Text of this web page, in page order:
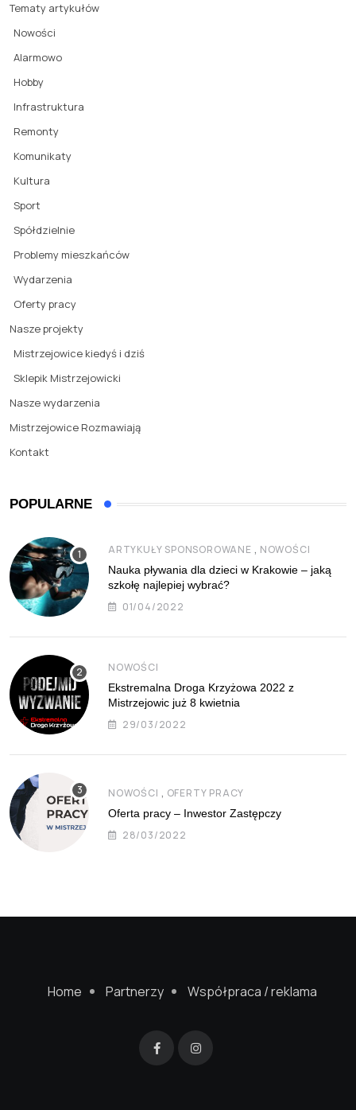
Tematy artykułów
Nowości
Alarmowo
Hobby
Infrastruktura
Remonty
Komunikaty
Kultura
Sport
Spółdzielnie
Problemy mieszkańców
Wydarzenia
Oferty pracy
Nasze projekty
Mistrzejowice kiedyś i dziś
Sklepik Mistrzejowicki
Nasze wydarzenia
Mistrzejowice Rozmawiają
Kontakt
POPULARNE
ARTYKUŁY SPONSOROWANE , NOWOŚCI
Nauka pływania dla dzieci w Krakowie – jaką
szkołę najlepiej wybrać?
01/04/2022
NOWOŚCI
Ekstremalna Droga Krzyżowa 2022 z
Mistrzejowic już 8 kwietnia
29/03/2022
NOWOŚCI , OFERTY PRACY
Oferta pracy – Inwestor Zastępczy
28/03/2022
Home Partnerzy Współpraca / reklama